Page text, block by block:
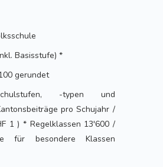
Basisstufe) *
gerundet
-typen und
pro Schujahr /
1 ) * Regelklassen 13'600 /
für besondere Klassen